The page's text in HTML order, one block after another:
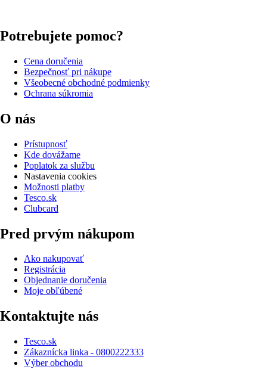
Potrebujete pomoc?
Cena doručenia
Bezpečnosť pri nákupe
Všeobecné obchodné podmienky
Ochrana súkromia
O nás
Prístupnosť
Kde dovážame
Poplatok za službu
Nastavenia cookies
Možnosti platby
Tesco.sk
Clubcard
Pred prvým nákupom
Ako nakupovať
Registrácia
Objednanie doručenia
Moje obľúbené
Kontaktujte nás
Tesco.sk
Zákaznícka linka - 0800222333
Výber obchodu